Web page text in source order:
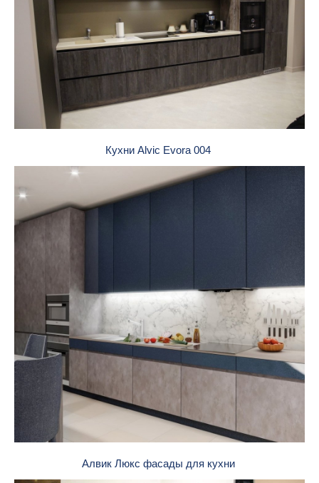
Кухни Alvic Evora 004
Алвик Люкс фасады для кухни